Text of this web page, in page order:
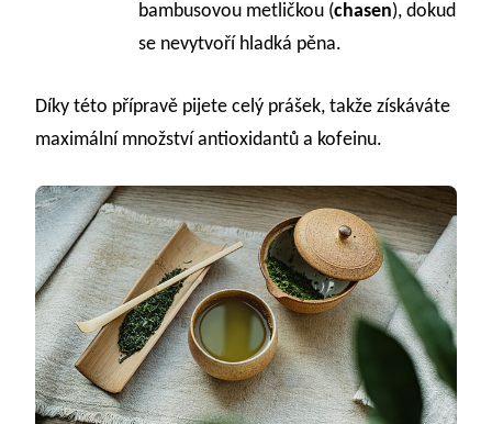
bambusovou metličkou (chasen), dokud
se nevytvoří hladká pěna.
Díky této přípravě pijete celý prášek, takže získáváte
maximální množství antioxidantů a kofeinu.